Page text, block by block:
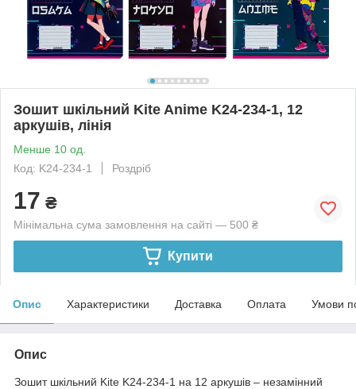
Зошит шкільний Kite Anime K24-234-1, 12
аркушів, лінія
Менше 10 од.
Код: K24-234-1
Роздріб
17 ₴
Мінімальна сума замовлення на сайті — 500 ₴
Купити
Опис Характеристики Доставка Оплата Умови
Опис
Зошит шкільний Kite K24-234-1 на 12 аркушів – незамінний